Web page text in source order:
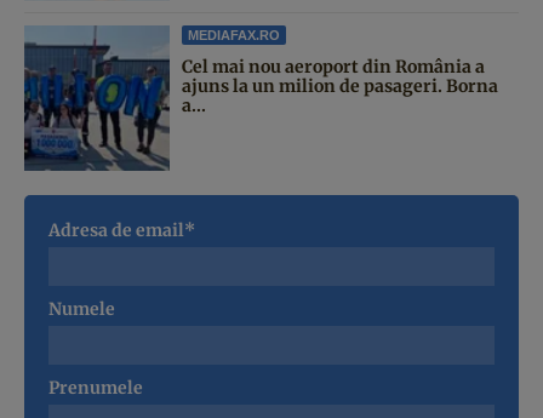
MEDIAFAX.RO
Cel mai nou aeroport din România a
ajuns la un milion de pasageri. Borna
a...
Adresa de email*
Numele
Prenumele